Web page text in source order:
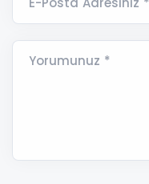
Yorumunuz *